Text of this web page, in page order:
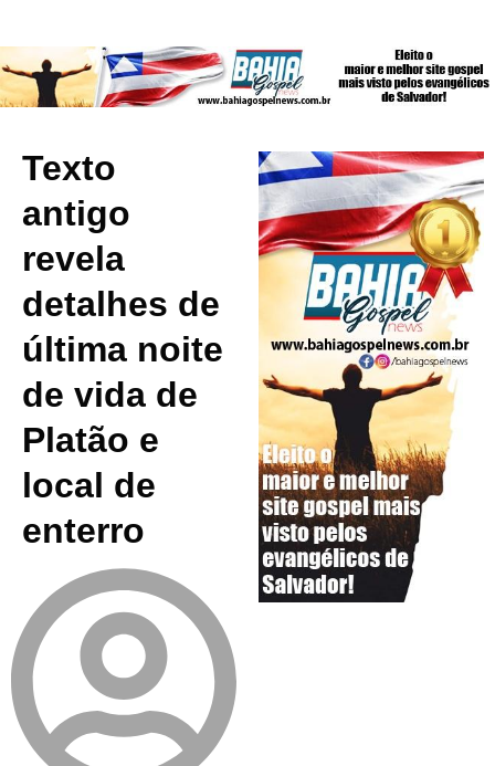
Texto
antigo
revela
detalhes de
última noite
de vida de
Platão e
local de
enterro